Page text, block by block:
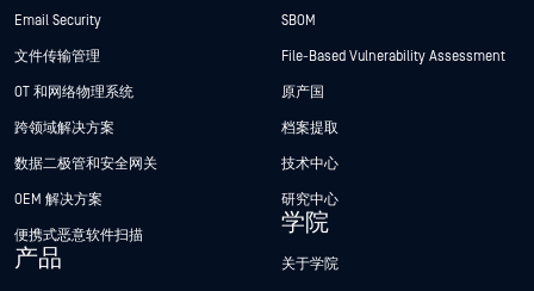
Email Security
文件传输管理
OT 和网络物理系统
跨领域解决方案
数据二极管和安全网关
OEM 解决方案
便携式恶意软件扫描
产品
SBOM
File-Based Vulnerability Assessment
原产国
档案提取
技术中心
研究中心
学院
关于学院